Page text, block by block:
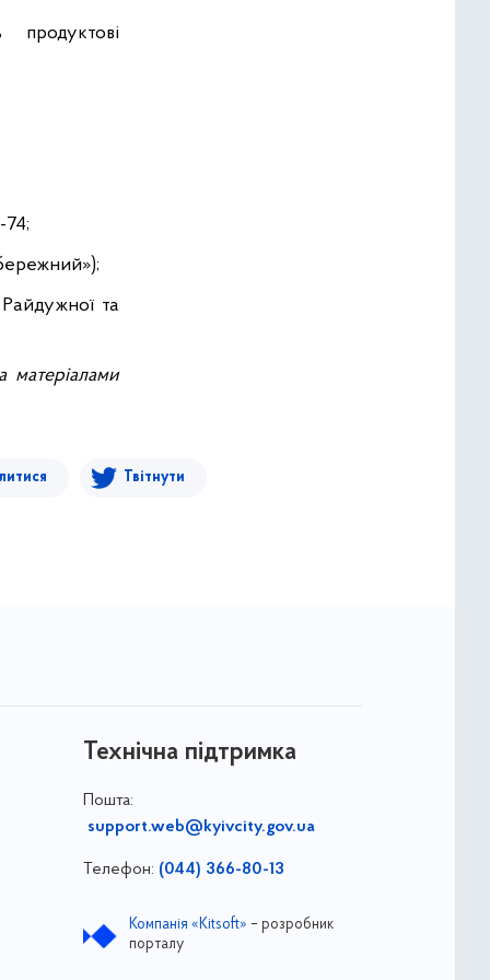
74;
та
матеріалами
Твітнути
Технічна підтримка
Пошта:
support.web@kyivcity.gov.ua
Телефон: (044) 366-80-13
Компанія «Kitsoft» – розробник
порталу